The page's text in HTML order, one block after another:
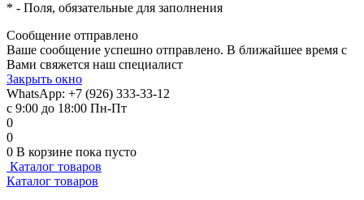
* - Поля, обязательные для заполнения
Сообщение отправлено
Ваше сообщение успешно отправлено. В ближайшее время с
Вами свяжется наш специалист
Закрыть окно
WhatsApp: +7 (926) 333-33-12
с 9:00 до 18:00 Пн-Пт
0
0
0 В корзине пока пусто
Каталог товаров
Каталог товаров